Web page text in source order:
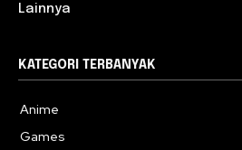
Lainnya
KATEGORI TERBANYAK
Anime
Games